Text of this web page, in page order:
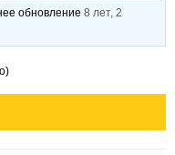
обновление8 лет, 2